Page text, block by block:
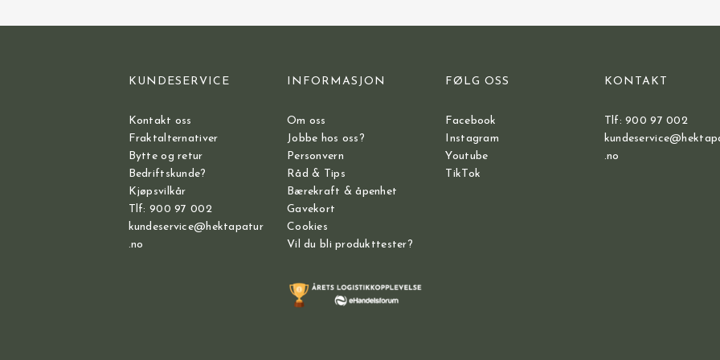
KUNDESERVICE
Kontakt oss
Fraktalternativer
Bytte og retur
Bedriftskunde?
Kjøpsvilkår
Tlf: 900 97 002
kundeservice@hektapatur
.no
INFORMASJON
Om oss
Jobbe hos oss?
Personvern
Råd & Tips
Bærekraft & åpenhet
Gavekort
Cookies
Vil du bli produkttester?
FØLG OSS
Facebook
Instagram
Youtube
TikTok
KONTAKT
Tlf: 900 97 002
.no